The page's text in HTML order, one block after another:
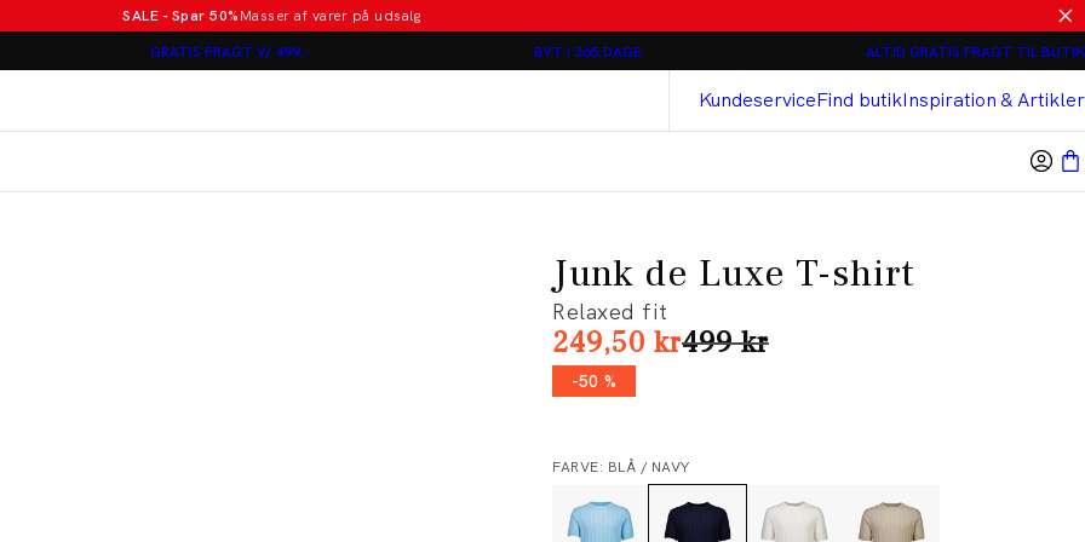
SALE - Spar 50%Masser af varer på udsalg
GRATIS FRAGT V/ 499,- BYT I 365 DAGE ALTID GRATIS FRAGT TIL BUTIK
KundeserviceFind butikInspiration & Artikler
Poloer i nye farver Relaxed loose fit Chinos - 2 stk 800 kr
Jakkesæt fra 1499 kr. Cashmere Touch Bukser
Lindbergh
Junk de Luxe T-shirt
Relaxed fit
249,50 krI alt (uden rabat)
499 kr
-50 %
FARVE: BLÅ / NAVY